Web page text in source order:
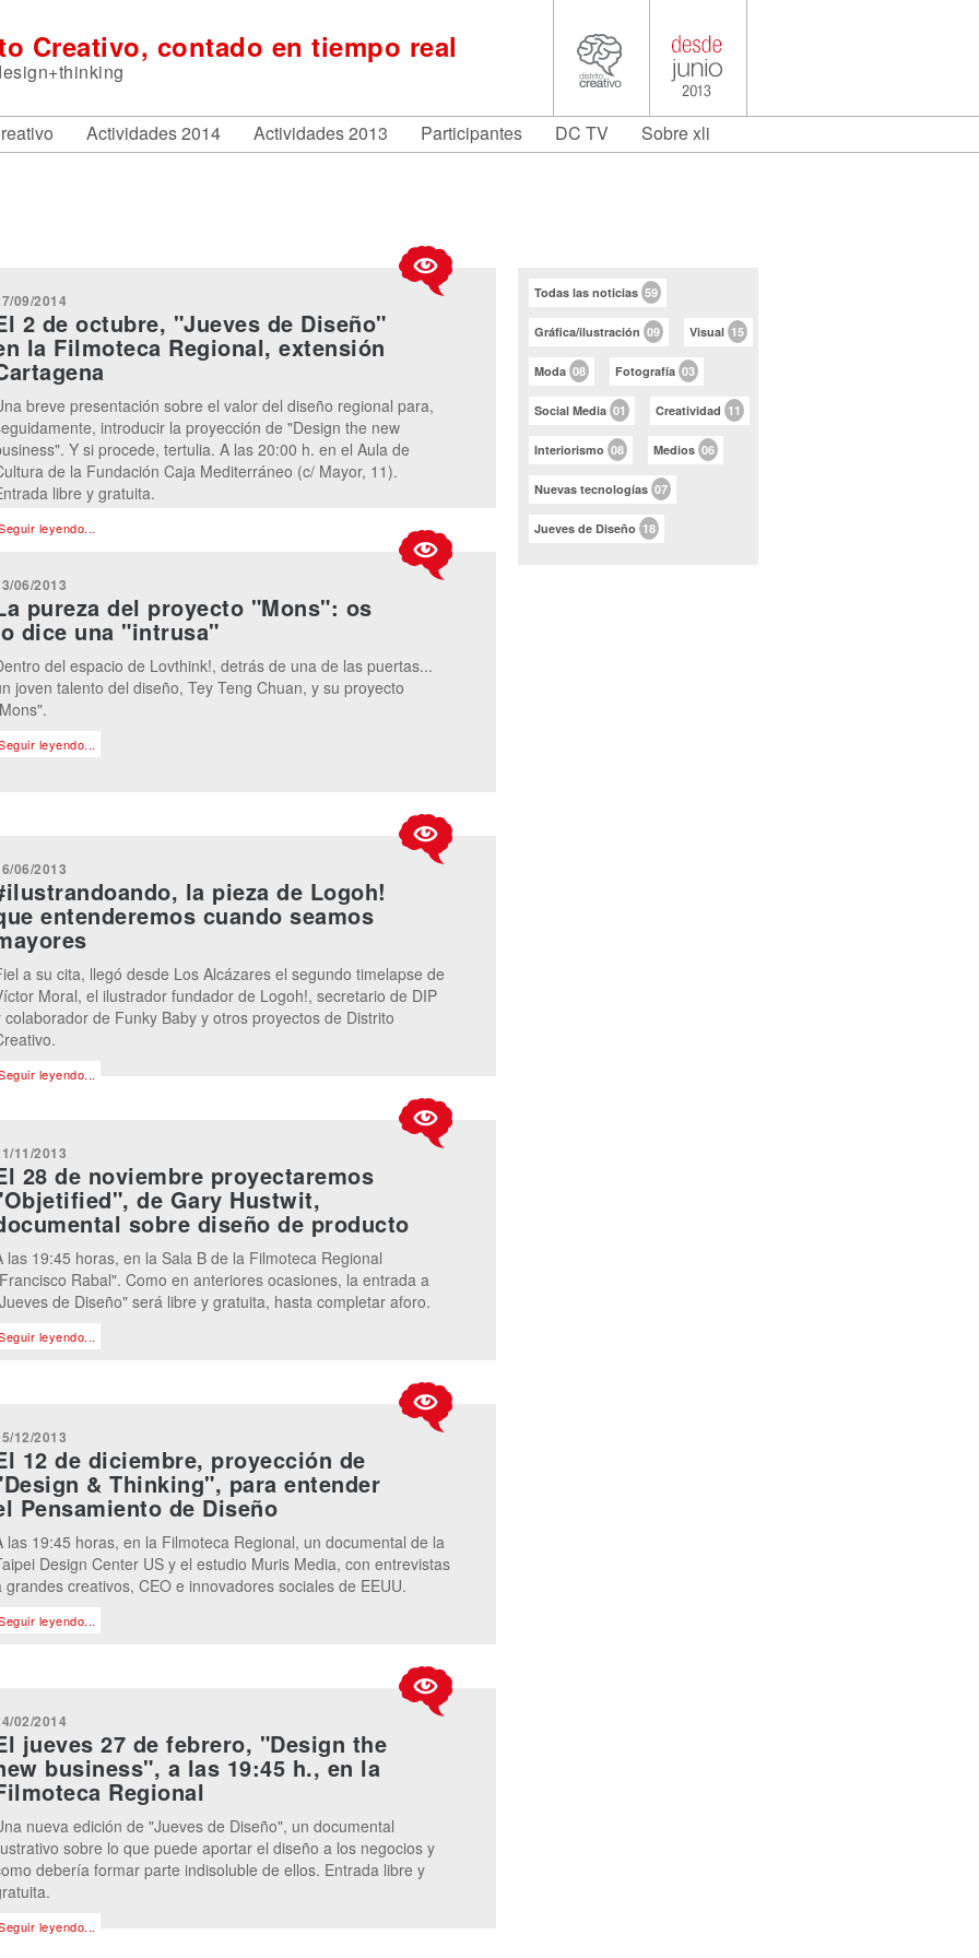
Creativo, contado en tiempo real
Actividades 2014 Actividades 2013 Participantes DC TV Sobre xli
09/2014
2 de octubre, "Jueves de Diseño"
la Filmoteca Regional, extensión
breve presentación sobre el valor del diseño regional para,
introducir la proyección de "Design the new
Y si procede, tertulia. A las 20:00 h. en el Aula de
de la Fundación Caja Mediterráneo (c/ Mayor, 11).
libre y gratuita.
leyendo...
06/2013
pureza del proyecto "Mons": os
dice una "intrusa"
del espacio de Lovthink!, detrás de una de las puertas...
joven talento del diseño, Tey Teng Chuan, y su proyecto
leyendo...
06/2013
la pieza de Logoh!
entenderemos cuando seamos
a su cita, llegó desde Los Alcázares el segundo timelapse de
Moral, el ilustrador fundador de Logoh!, secretario de DIP
colaborador de Funky Baby y otros proyectos de Distrito
leyendo...
11/2013
28 de noviembre proyectaremos
de Gary Hustwit,
sobre diseño de producto
las 19:45 horas, en la Sala B de la Filmoteca Regional
Rabal". Como en anteriores ocasiones, la entrada a
de Diseño" será libre y gratuita, hasta completar aforo.
leyendo...
12/2013
12 de diciembre, proyección de
& Thinking", para entender
Pensamiento de Diseño
las 19:45 horas, en la Filmoteca Regional, un documental de la
Design Center US y el estudio Muris Media, con entrevistas
grandes creativos, CEO e innovadores sociales de EEUU.
leyendo...
02/2014
jueves 27 de febrero, "Design the
business", a las 19:45 h., en la
Regional
nueva edición de "Jueves de Diseño", un documental
sobre lo que puede aportar el diseño a los negocios y
debería formar parte indisoluble de ellos. Entrada libre y
leyendo...
Todas las noticias 59
Gráfica/ilustración 09 Visual 15
Moda 08 Fotografía 03
Social Media 01 Creatividad 11
Interiorismo 08 Medios 06
Nuevas tecnologías 07
Jueves de Diseño 18